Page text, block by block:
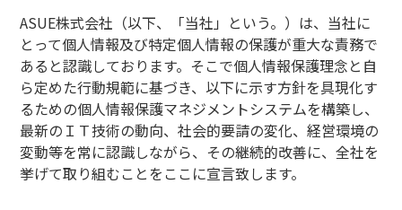
ASUE株式会社（以下、「当社」という。）は、当社に
とって個人情報及び特定個人情報の保護が重大な責務で
あると認識しております。そこで個人情報保護理念と自
ら定めた行動規範に基づき、以下に示す方針を具現化す
るための個人情報保護マネジメントシステムを構築し、
最新のＩＴ技術の動向、社会的要請の変化、経営環境の
変動等を常に認識しながら、その継続的改善に、全社を
挙げて取り組むことをここに宣言致します。